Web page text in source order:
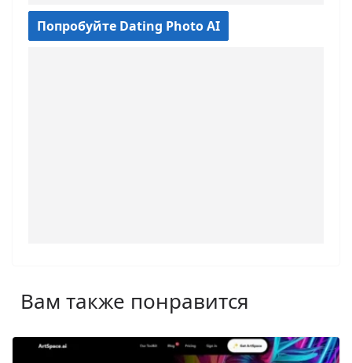
Попробуйте Dating Photo AI
Вам также понравится